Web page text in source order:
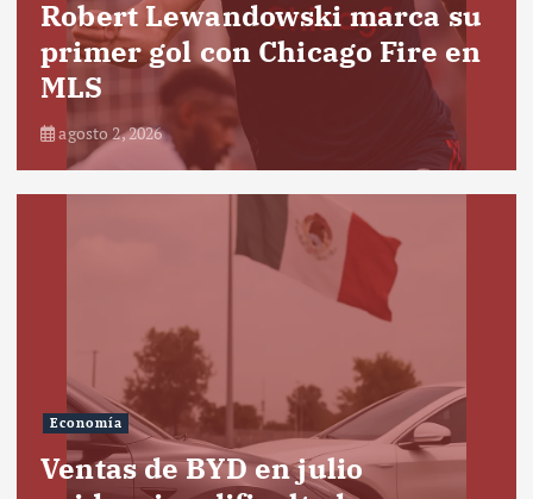
Robert Lewandowski marca su
primer gol con Chicago Fire en
MLS
agosto 2, 2026
Economía
Ventas de BYD en julio